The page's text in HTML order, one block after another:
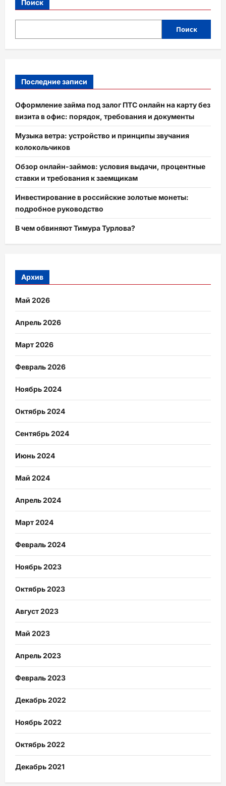
Поиск
Поиск
Последние записи
Оформление займа под залог ПТС онлайн на карту без
визита в офис: порядок, требования и документы
Музыка ветра: устройство и принципы звучания
колокольчиков
Обзор онлайн-займов: условия выдачи, процентные
ставки и требования к заемщикам
Инвестирование в российские золотые монеты:
подробное руководство
В чем обвиняют Тимура Турлова?
Архив
Май 2026
Апрель 2026
Март 2026
Февраль 2026
Ноябрь 2024
Октябрь 2024
Сентябрь 2024
Июнь 2024
Май 2024
Апрель 2024
Март 2024
Февраль 2024
Ноябрь 2023
Октябрь 2023
Август 2023
Май 2023
Апрель 2023
Февраль 2023
Декабрь 2022
Ноябрь 2022
Октябрь 2022
Декабрь 2021